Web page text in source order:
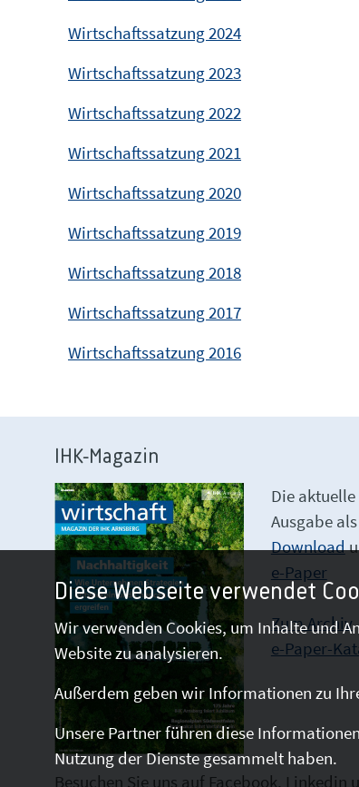
Wirtschaftssatzung 2024
Wirtschaftssatzung 2023
Wirtschaftssatzung 2022
Wirtschaftssatzung 2021
Wirtschaftssatzung 2020
Wirtschaftssatzung 2019
Wirtschaftssatzung 2018
Wirtschaftssatzung 2017
Wirtschaftssatzung 2016
IHK-Magazin
Die aktuelle
Ausgabe als
Download
e-Paper
Zum Archiv
e-Paper-
Besuchen Sie uns auf Facebook, Linkedin
Diese Webseite verwendet
Wir verwenden Cookies, um Inhalte und
Website zu analysieren.
Außerdem geben wir Informationen zu
Unsere Partner führen diese
Nutzung der Dienste gesammelt haben.